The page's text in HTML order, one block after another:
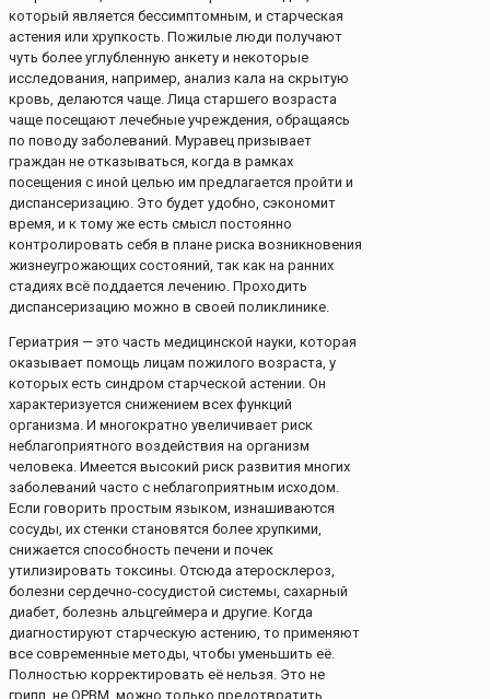
который является бессимптомным, и старческая
астения или хрупкость. Пожилые люди получают
чуть более углубленную анкету и некоторые
исследования, например, анализ кала на скрытую
кровь, делаются чаще. Лица старшего возраста
чаще посещают лечебные учреждения, обращаясь
по поводу заболеваний. Муравец призывает
граждан не отказываться, когда в рамках
посещения с иной целью им предлагается пройти и
диспансеризацию. Это будет удобно, сэкономит
время, и к тому же есть смысл постоянно
контролировать себя в плане риска возникновения
жизнеугрожающих состояний, так как на ранних
стадиях всё поддается лечению. Проходить
диспансеризацию можно в своей поликлинике.
Гериатрия — это часть медицинской науки, которая
оказывает помощь лицам пожилого возраста, у
которых есть синдром старческой астении. Он
характеризуется снижением всех функций
организма. И многократно увеличивает риск
неблагоприятного воздействия на организм
человека. Имеется высокий риск развития многих
заболеваний часто с неблагоприятным исходом.
Если говорить простым языком, изнашиваются
сосуды, их стенки становятся более хрупкими,
снижается способность печени и почек
утилизировать токсины. Отсюда атеросклероз,
болезни сердечно-сосудистой системы, сахарный
диабет, болезнь альцгеймера и другие. Когда
диагностируют старческую астению, то применяют
все современные методы, чтобы уменьшить её.
Полностью корректировать её нельзя. Это не
грипп, не ОРВМ, можно только предотвратить